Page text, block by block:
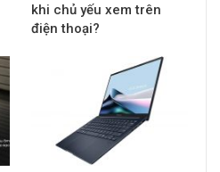
khi chủ yếu xem trên
điện thoại?